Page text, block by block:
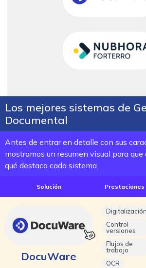
Los mejores sistemas de
Documental
Antes de entrar en detalle con sus
mostramos un resumen visual para
qué destaca cada sistema.
Solución Prestaciones
DocuWare
Digitalización
Control
versiones
Flujos de
trabajo
OCR